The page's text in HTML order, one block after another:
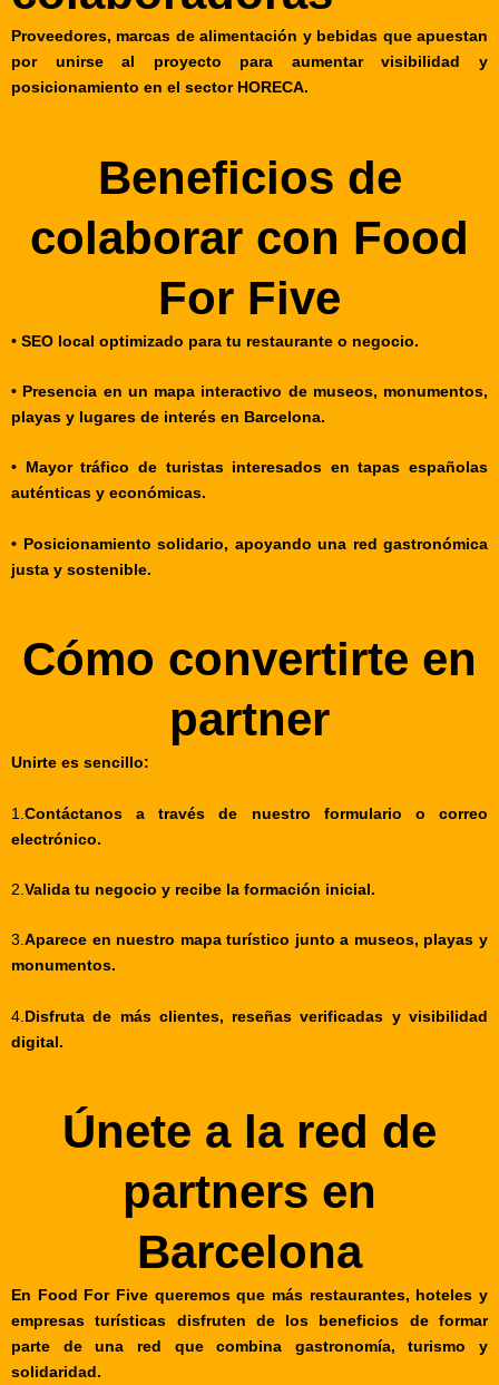
Proveedores, marcas de alimentación y bebidas que apuestan
por unirse al proyecto para aumentar visibilidad y
posicionamiento en el sector HORECA.
Beneficios de
colaborar con Food
For Five
• SEO local optimizado para tu restaurante o negocio.
• Presencia en un mapa interactivo de museos, monumentos,
playas y lugares de interés en Barcelona.
• Mayor tráfico de turistas interesados en tapas españolas
auténticas y económicas.
• Posicionamiento solidario, apoyando una red gastronómica
justa y sostenible.
Cómo convertirte en
partner
Unirte es sencillo:
1. Contáctanos a través de nuestro formulario o correo
electrónico.
2. Valida tu negocio y recibe la formación inicial.
3.Aparece en nuestro mapa turístico junto a museos, playas y
monumentos.
4. Disfruta de más clientes, reseñas verificadas y visibilidad
digital.
Únete a la red de
partners en
Barcelona
En Food For Five queremos que más restaurantes, hoteles y
empresas turísticas disfruten de los beneficios de formar
parte de una red que combina gastronomía, turismo y
solidaridad.